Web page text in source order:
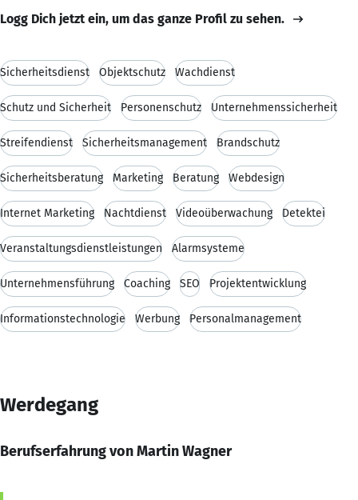
Logg Dich jetzt ein, um das ganze Profil zu sehen.
Sicherheitsdienst Objektschutz Wachdienst
Schutz und Sicherheit Personenschutz Unternehmenssicherheit
Streifendienst Sicherheitsmanagement Brandschutz
Sicherheitsberatung Marketing Beratung Webdesign
Internet Marketing Nachtdienst Videoüberwachung Detektei
Veranstaltungsdienstleistungen Alarmsysteme
Unternehmensführung Coaching SEO Projektentwicklung
Informationstechnologie Werbung Personalmanagement
Werdegang
Berufserfahrung von Martin Wagner